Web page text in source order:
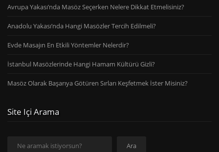
Avrupa Yakası’nda Masöz Seçerken Nelere Dikkat Etmelisiniz?
Anadolu Yakası’nda Hangi Masözler Tercih Edilmeli?
Evde Masajın En Etkili Yöntemler Nelerdir?
İstanbul Masözlerinde Hangi Hamam Kültürü Gizli?
Masöz Olarak Başarıya Götüren Sırları Keşfetmek İster Misiniz?
Site Içi Arama
Ara